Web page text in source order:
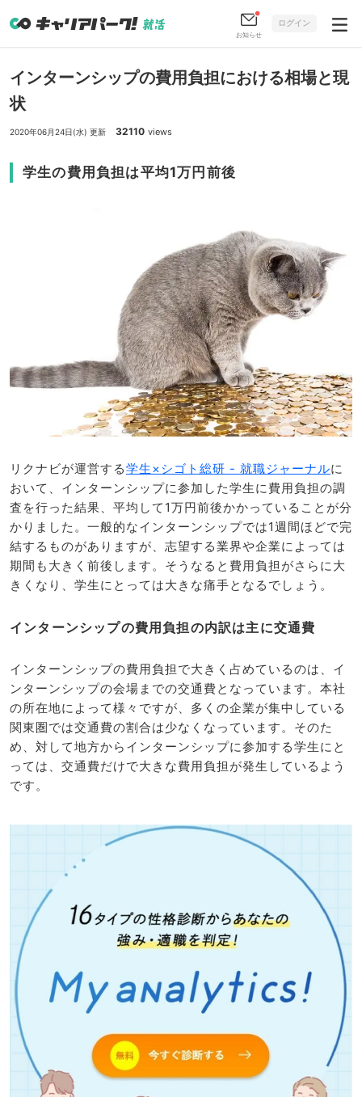
お知らせ
ログイン
インターンシップの費用負担における相場と現
状
2020年06月24日(水) 更新 32110 views
学生の費用負担は平均1万円前後
リクナビが運営する学生×シゴト総研 - 就職ジャーナルに
おいて、インターンシップに参加した学生に費用負担の調
査を行った結果、平均して1万円前後かかっていることが分
かりました。一般的なインターンシップでは1週間ほどで完
結するものがありますが、志望する業界や企業によっては
期間も大きく前後します。そうなると費用負担がさらに大
きくなり、学生にとっては大きな痛手となるでしょう。
インターンシップの費用負担の内訳は主に交通費
インターンシップの費用負担で大きく占めているのは、イ
ンターンシップの会場までの交通費となっています。本社
の所在地によって様々ですが、多くの企業が集中している
関東圏では交通費の割合は少なくなっています。そのた
め、対して地方からインターンシップに参加する学生にと
っては、交通費だけで大きな費用負担が発生しているよう
です。